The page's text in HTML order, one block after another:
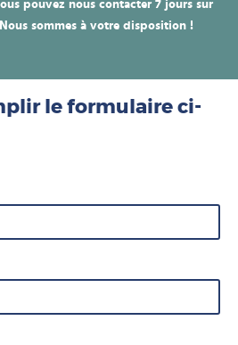
pouvez nous contacter 7 jours sur
sommes à votre disposition !
le formulaire ci-